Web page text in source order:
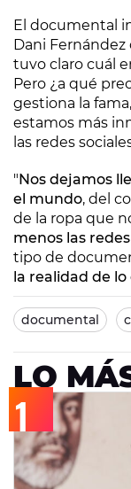
El documental
Dani
tuvo claro cuál
Pero ¿a qué
gestiona la
estamos más
las redes
"Nos dejamos
el mundo, del
de la ropa que
menos las redes
tipo de
la realidad de lo
documental
LO